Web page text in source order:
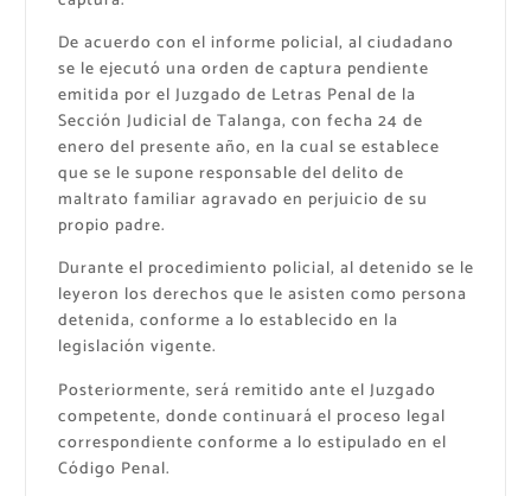
De acuerdo con el informe policial, al ciudadano
se le ejecutó una orden de captura pendiente
emitida por el Juzgado de Letras Penal de la
Sección Judicial de Talanga, con fecha 24 de
enero del presente año, en la cual se establece
que se le supone responsable del delito de
maltrato familiar agravado en perjuicio de su
propio padre.
Durante el procedimiento policial, al detenido se le
leyeron los derechos que le asisten como persona
detenida, conforme a lo establecido en la
legislación vigente.
Posteriormente, será remitido ante el Juzgado
competente, donde continuará el proceso legal
correspondiente conforme a lo estipulado en el
Código Penal.